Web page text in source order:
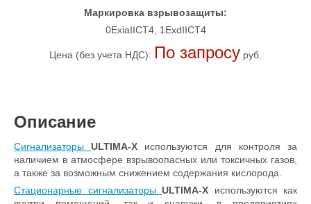
Маркировка взрывозащиты:
0ExiaIICT4, 1ExdIICT4
Цена (без учета НДС): По запросу руб.
Описание
CигнализаторыULTIMA-X используются для контроля за
наличием в атмосфере взрывоопасных или токсичных газов,
а также за возможным снижением содержания кислорода.
Стационарные сигнализаторы ULTIMA-X используются как